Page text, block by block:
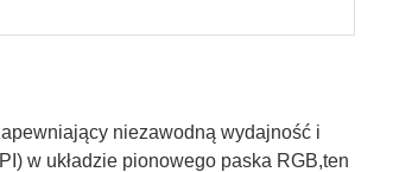
niezawodną wydajność i
w układzie pionowego paska RGB,ten